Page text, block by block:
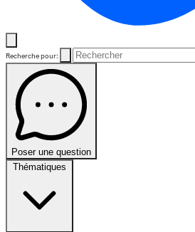
Recherche pour:
Poser une question
Thématiques